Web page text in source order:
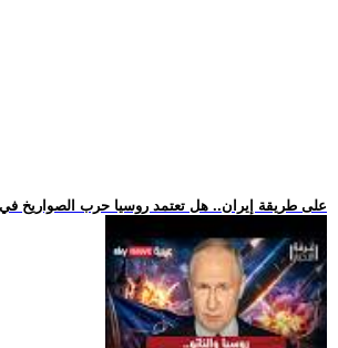
.. على طريقة إيران.. هل تعتمد روسيا حرب الصواريخ في